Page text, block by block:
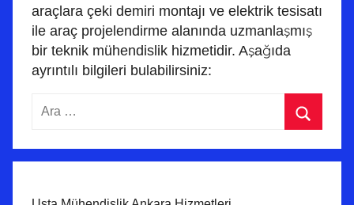
araçlara çeki demiri montajı ve elektrik tesisatı
ile araç projelendirme alanında uzmanlaşmış
bir teknik mühendislik hizmetidir. Aşağıda
ayrıntılı bilgileri bulabilirsiniz:
Arama: